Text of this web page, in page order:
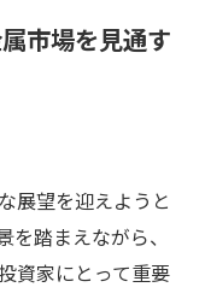
市場を見通す
展望を迎えようと
踏まえながら、
資家にとって重要